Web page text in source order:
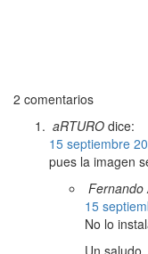
2 comentarios
aRTURO dice:
15 septiembre
pues la imagen
Fernando
15
No lo
Un saludo